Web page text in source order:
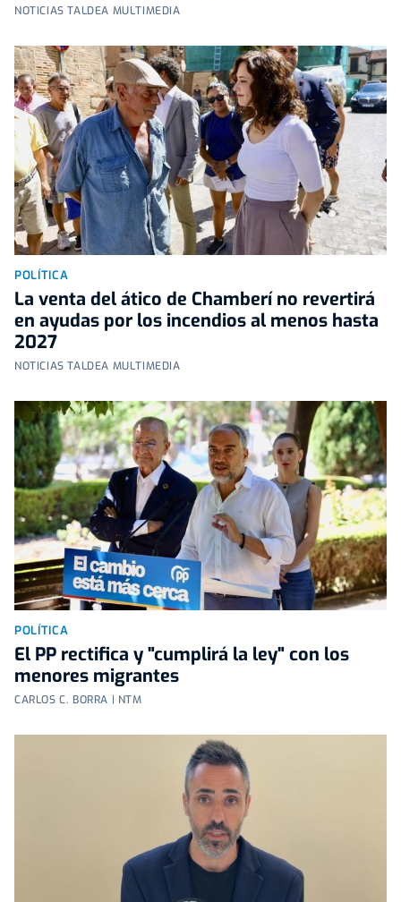
NOTICIAS TALDEA MULTIMEDIA
POLÍTICA
La venta del ático de Chamberí no revertirá
en ayudas por los incendios al menos hasta
2027
NOTICIAS TALDEA MULTIMEDIA
POLÍTICA
El PP rectifica y "cumplirá la ley" con los
menores migrantes
CARLOS C. BORRA | NTM